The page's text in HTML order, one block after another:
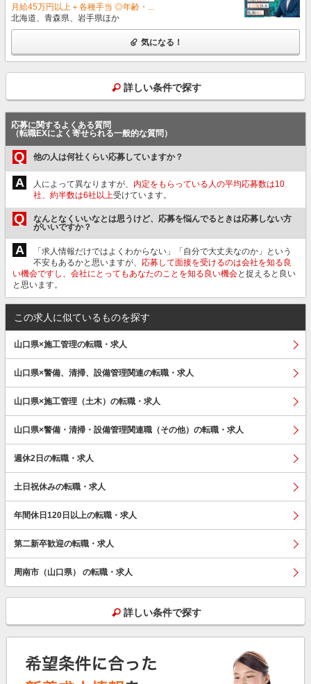
月給45万円以上＋各種手当 ◎年齢・...
北海道、青森県、岩手県ほか
気になる！
詳しい条件で探す
応募に関するよくある質問
（転職EXによく寄せられる一般的な質問）
Q 他の人は何社くらい応募していますか？
A 人によって異なりますが、 内定をもらっている人の平均応募数は10
社、約半数は6社以上受けています。
Q
なんとなくいいなとは思うけど、応募を悩んでるときは応募しない方
がいいですか？
A
「求人情報だけではよくわからない」「自分で大丈夫なのか」という
不安もあるかと思いますが、 応募して面接を受けるのは会社を知る良
い機会ですし、会社にとってもあなたのことを知る良い機会と捉えると良い
と思います。
この求人に似ているものを探す
山口県×施工管理の転職・求人
山口県×警備、清掃、設備管理関連の転職・求人
山口県×施工管理（土木）の転職・求人
山口県×警備・清掃・設備管理関連職（その他）の転職・求人
週休2日の転職・求人
土日祝休みの転職・求人
年間休日120日以上の転職・求人
第二新卒歓迎の転職・求人
周南市（山口県） の転職・求人
詳しい条件で探す